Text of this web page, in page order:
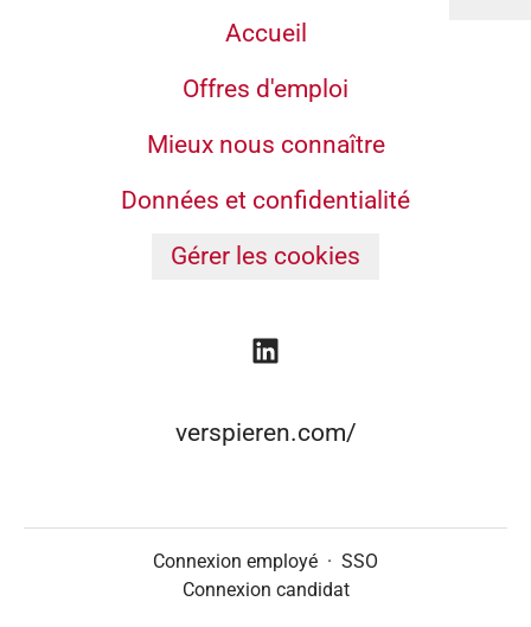
Accueil
Offres d'emploi
Mieux nous connaître
Données et confidentialité
Gérer les cookies
verspieren.com/
Connexion employé · SSO
Connexion candidat